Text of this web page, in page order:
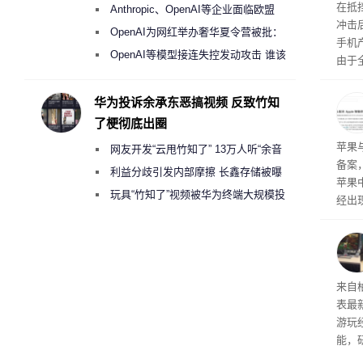
系
在抵
冲击
手机
由于
前受
保
了
苹果
备案
苹果
经出
内
来自
表最
游玩
能，
Anthropic、OpenAI等企业面临欧盟
《人工智能法案》全新执法权限审查
OpenAI为网红举办奢华夏令营被批：
2000美元一晚 遭讽“反乌托邦”
OpenAI等模型接连失控发动攻击 谁该
华为投诉余承东恶搞视频 反致竹知
了梗彻底出圈
网友开发“云甩竹知了” 13万人听“余音
绕梁”利益分歧引发内部摩擦 长鑫存储被曝
曾将华为驻场工程师驱逐出研发基地
玩具“竹知了”视频被华为终端大规模投